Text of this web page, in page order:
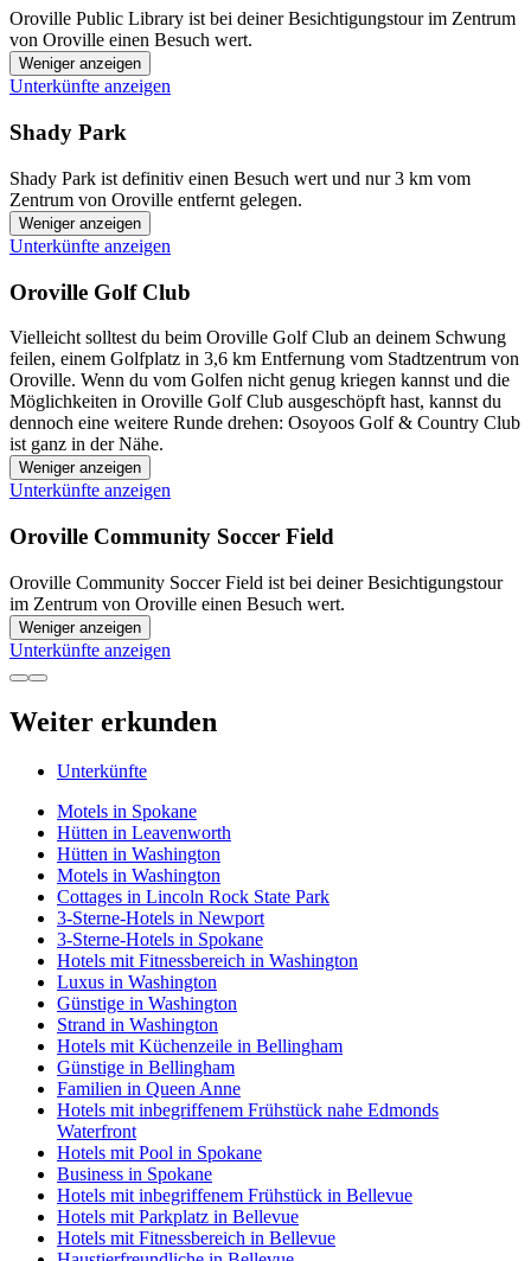
Oroville Public Library ist bei deiner Besichtigungstour im Zentrum
von Oroville einen Besuch wert.
Weniger anzeigen
Unterkünfte anzeigen
Shady Park
Shady Park ist definitiv einen Besuch wert und nur 3 km vom
Zentrum von Oroville entfernt gelegen.
Weniger anzeigen
Unterkünfte anzeigen
Oroville Golf Club
Vielleicht solltest du beim Oroville Golf Club an deinem Schwung
feilen, einem Golfplatz in 3,6 km Entfernung vom Stadtzentrum von
Oroville. Wenn du vom Golfen nicht genug kriegen kannst und die
Möglichkeiten in Oroville Golf Club ausgeschöpft hast, kannst du
dennoch eine weitere Runde drehen: Osoyoos Golf & Country Club
ist ganz in der Nähe.
Weniger anzeigen
Unterkünfte anzeigen
Oroville Community Soccer Field
Oroville Community Soccer Field ist bei deiner Besichtigungstour
im Zentrum von Oroville einen Besuch wert.
Weniger anzeigen
Unterkünfte anzeigen
Weiter erkunden
Unterkünfte
Motels in Spokane
Hütten in Leavenworth
Hütten in Washington
Motels in Washington
Cottages in Lincoln Rock State Park
3-Sterne-Hotels in Newport
3-Sterne-Hotels in Spokane
Hotels mit Fitnessbereich in Washington
Luxus in Washington
Günstige in Washington
Strand in Washington
Hotels mit Küchenzeile in Bellingham
Günstige in Bellingham
Familien in Queen Anne
Hotels mit inbegriffenem Frühstück nahe Edmonds
Waterfront
Hotels mit Pool in Spokane
Business in Spokane
Hotels mit inbegriffenem Frühstück in Bellevue
Hotels mit Parkplatz in Bellevue
Hotels mit Fitnessbereich in Bellevue